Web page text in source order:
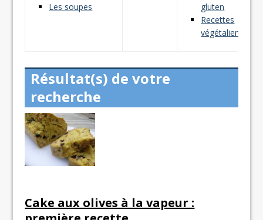
Les soupes
gluten
Recettes
végétaliennes
Résultat(s) de votre
recherche
Cake aux olives à la vapeur :